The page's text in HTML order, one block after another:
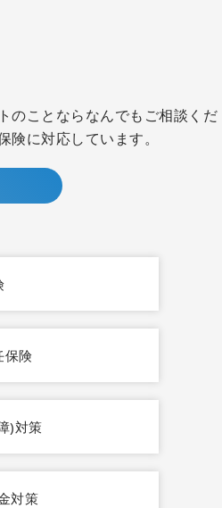
のことならなんでもご相談くだ
険に対応しています。
保険
)対策
対策